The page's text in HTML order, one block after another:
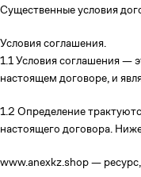
Существенные условия
Условия соглашения.
1.1 Условия соглашения —
настоящем договоре, и
1.2 Определение
настоящего договора.
www.anexkz.shop —